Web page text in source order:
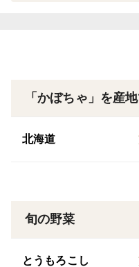
・当園は、ブルーベリ
す。
・当園では、一個が約
います。
「かぼちゃ」を産
北海道
旬の野菜
とうもろこし